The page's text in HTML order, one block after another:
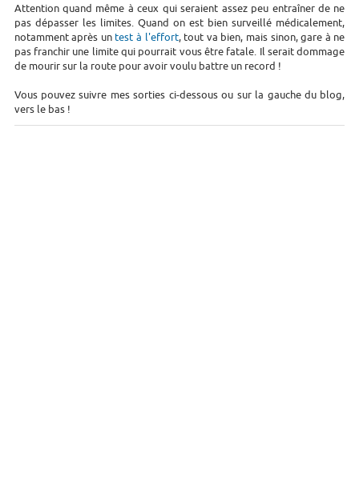
Attention quand même à ceux qui seraient assez peu entraîner de ne
pas dépasser les limites. Quand on est bien surveillé médicalement,
notamment après un test à l'effort, tout va bien, mais sinon, gare à ne
pas franchir une limite qui pourrait vous être fatale. Il serait dommage
de mourir sur la route pour avoir voulu battre un record !
Vous pouvez suivre mes sorties ci-dessous ou sur la gauche du blog,
vers le bas !